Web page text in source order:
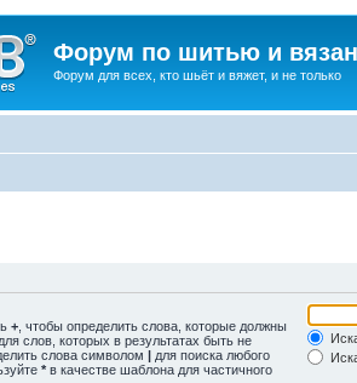
Форум по шитью и
Форум для всех, кто шьёт и вяжет, и не только
+ , чтобы определить слова, которые должны
для слов, которых в результатах быть не
слова символом | для поиска любого
* в качестве шаблона для частичного